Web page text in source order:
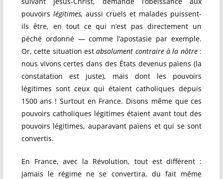
pouvoirs légitimes, aussi cruels et malades puissent-
ils être, en tout ce qui n’est pas directement un
péché ordonné — comme l’apostasie par exemple.
Or, cette situation estabsolument contraire à la nôtre :
nous vivons certes dans des États devenus païens (la
constatation est juste), mais dont les pouvoirs
légitimes sont ceux qui étaient catholiques depuis
1500 ans ! Surtout en France. Disons même que ces
pouvoirs catholiques légitimes étaient avant tout des
pouvoirs légitimes, auparavant païens et qui se sont
convertis.
En France, avec la Révolution, tout est différent :
jamais le régime ne se convertira, du fait même